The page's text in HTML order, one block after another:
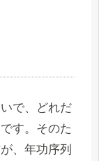
で、どれだ
す。そのた
、年功序列